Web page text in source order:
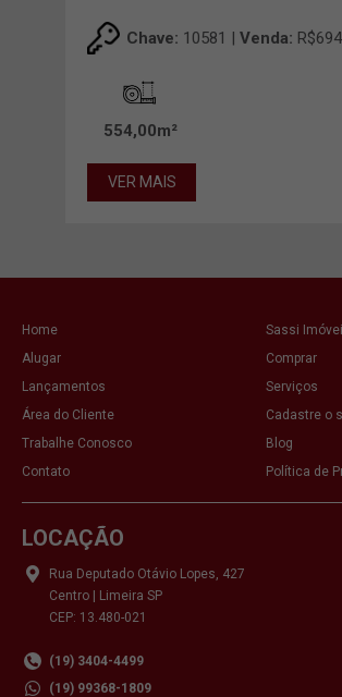
Chave: 10581 | Venda:
554,00m²
VER MAIS
Home
Sassi
Alugar
Comprar
Lançamentos
Serviços
Área do Cliente
Cadastre o
Trabalhe Conosco
Blog
Contato
Política de
LOCAÇÃO
Rua Deputado Otávio Lopes, 427
Centro | Limeira SP
CEP: 13.480-021
(19) 3404-4499
(19) 99368-1809